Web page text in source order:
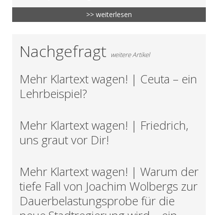
>> weiterlesen
Nachgefragt weitere Artikel
Mehr Klartext wagen! | Ceuta – ein
Lehrbeispiel?
Mehr Klartext wagen! | Friedrich,
uns graut vor Dir!
Mehr Klartext wagen! | Warum der
tiefe Fall von Joachim Wolbergs zur
Dauerbelastungsprobe für die